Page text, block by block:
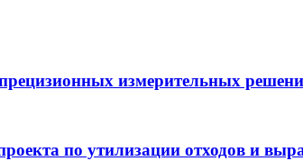
измерительных
по утилизации отходов и